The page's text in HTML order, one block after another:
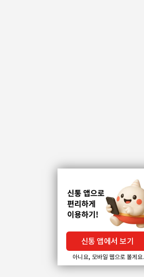
신통 앱에서 보기
아니요, 모바일 웹으로 볼게요.